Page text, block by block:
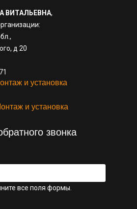
ВИТАЛЬЕВНА,
д 20
и установка
и установка
звонка
все поля формы.